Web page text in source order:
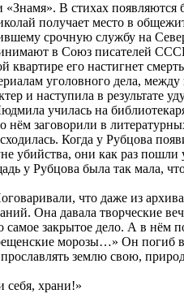
В стихах
получает место в
срочную службу на
в Союз писателей
квартире его настигнет
уголовного дела,
и наступила в результате
училась на
заговорили в
Когда у Рубцова
они как раз
у Рубцова была так мала,
что даже из
Она давала творческие
закрытое дело. А в нём
морозы…» Он погиб
землю свою,
себя, храни!»